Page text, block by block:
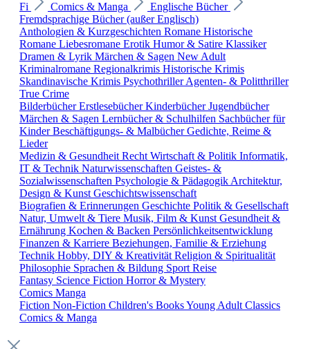
Fi
Comics & Manga
Englische Bücher
Fremdsprachige Bücher (außer Englisch)
Anthologien & Kurzgeschichten Romane Historische
Romane Liebesromane Erotik Humor & Satire Klassiker
Dramen & Lyrik Märchen & Sagen New Adult
Kriminalromane Regionalkrimis Historische Krimis
Skandinavische Krimis PsychothrillerAgenten- & Politthriller
True Crime
BilderbücherErstlesebücherKinderbücherJugendbücher
Märchen & Sagen Lernbücher & Schulhilfen Sachbücher für
KinderBeschäftigungs- & MalbücherGedichte, Reime &
Lieder
Medizin & Gesundheit Recht Wirtschaft & Politik Informatik,
IT & Technik Naturwissenschaften Geistes- &
Sozialwissenschaften Psychologie & Pädagogik Architektur,
Design & Kunst Geschichtswissenschaft
Biografien & Erinnerungen Geschichte Politik & Gesellschaft
Natur, Umwelt & Tiere Musik, Film & Kunst Gesundheit &
Ernährung Kochen & Backen Persönlichkeitsentwicklung
Finanzen & Karriere Beziehungen, Familie & Erziehung
Technik Hobby, DIY & Kreativität Religion & Spiritualität
Philosophie Sprachen & Bildung Sport Reise
Fantasy Science Fiction Horror & Mystery
Comics Manga
Fiction Non-Fiction Children's BooksYoung Adult Classics
Comics & Manga